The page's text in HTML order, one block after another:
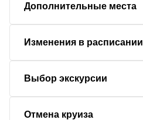
Дополнительные места
Изменения в расписании
Выбор экскурсии
Отмена круиза